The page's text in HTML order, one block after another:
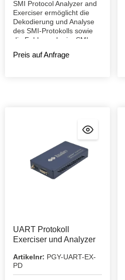
SMI Protocol Analyzer and
Exerciser ermöglicht die
Dekodierung und Analyse
des SMI-Protokolls sowie
die Fehlersuche im SMI-
Preis auf Anfrage
UART Protokoll
Exerciser und Analyzer
Artikelnr: PGY-UART-EX-
PD